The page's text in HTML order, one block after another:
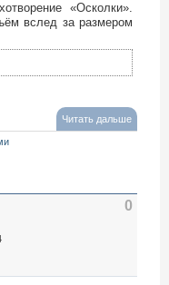
«Осколки».
вслед за размером
Читать дальше
0